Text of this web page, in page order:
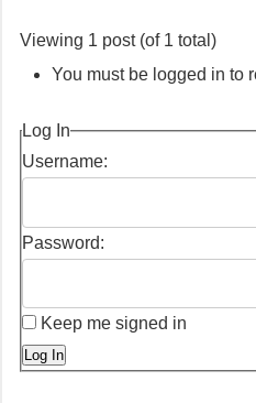
Viewing 1 post (of 1 total)
You must be logged in to
Log In
Username:
Password:
Keep me signed in
Log In